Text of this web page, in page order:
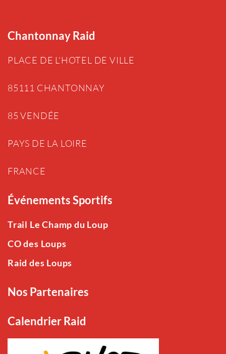
Chantonnay Raid
PLACE DE L’HOTEL DE VILLE
85111 CHANTONNAY
85 VENDÉE
PAYS DE LA LOIRE
FRANCE
Événements Sportifs
Trail Le Champ du Loup
CO des Loups
Raid des Loups
Nos Partenaires
Calendrier Raid